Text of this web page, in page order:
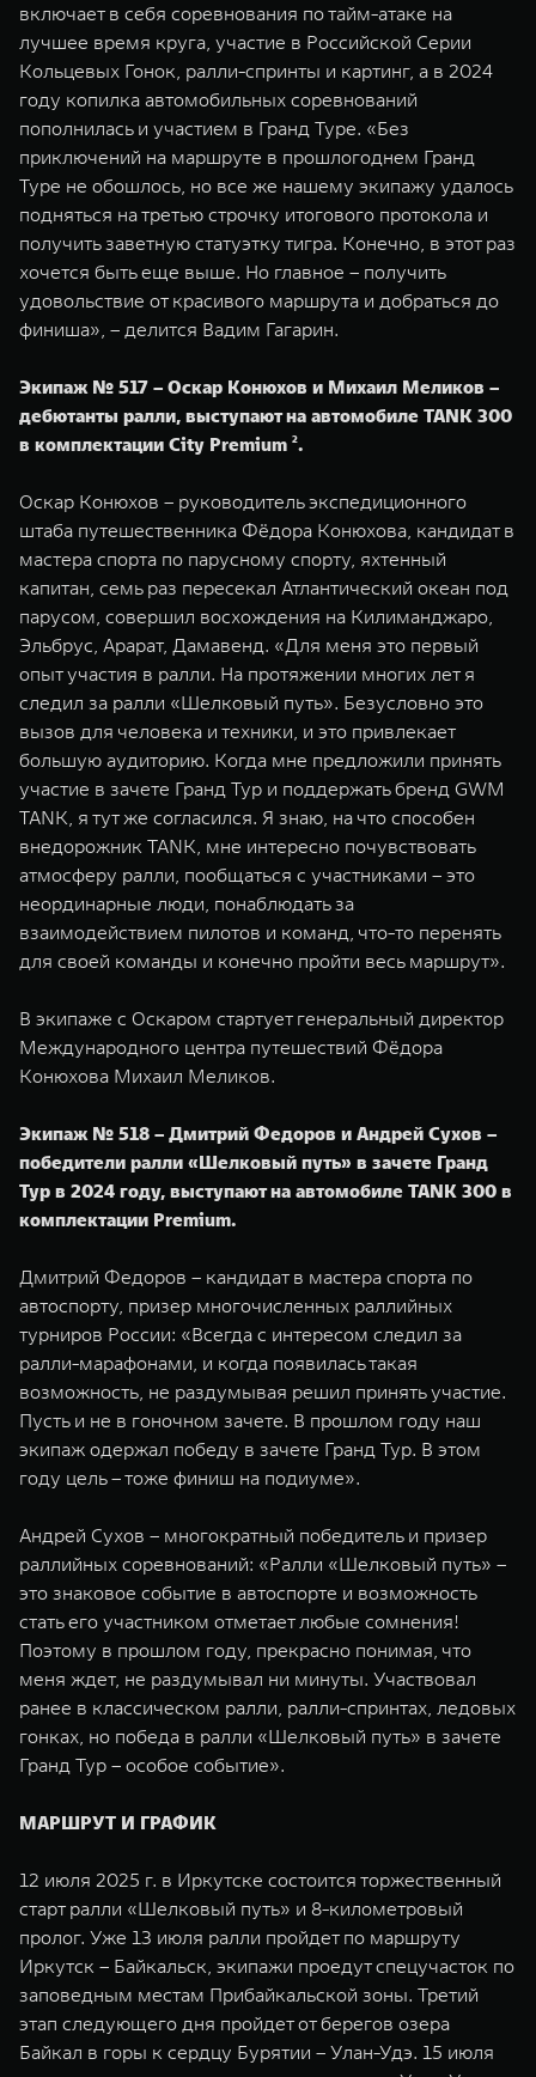
включает в себя соревнования по тайм-атаке на
лучшее время круга, участие в Российской Серии
Кольцевых Гонок, ралли-спринты и картинг, а в 2024
году копилка автомобильных соревнований
пополнилась и участием в Гранд Туре. «Без
приключений на маршруте в прошлогоднем Гранд
Туре не обошлось, но все же нашему экипажу удалось
подняться на третью строчку итогового протокола и
получить заветную статуэтку тигра. Конечно, в этот раз
хочется быть еще выше. Но главное – получить
удовольствие от красивого маршрута и добраться до
финиша», – делится Вадим Гагарин.
Экипаж № 517 – Оскар Конюхов и Михаил Меликов –
дебютанты ралли, выступают на автомобиле TANK 300
в комплектации City Premium ².
Оскар Конюхов – руководитель экспедиционного
штаба путешественника Фёдора Конюхова, кандидат в
мастера спорта по парусному спорту, яхтенный
капитан, семь раз пересекал Атлантический океан под
парусом, совершил восхождения на Килиманджаро,
Эльбрус, Арарат, Дамавенд. «Для меня это первый
опыт участия в ралли. На протяжении многих лет я
следил за ралли «Шелковый путь». Безусловно это
вызов для человека и техники, и это привлекает
большую аудиторию. Когда мне предложили принять
участие в зачете Гранд Тур и поддержать бренд GWM
TANK, я тут же согласился. Я знаю, на что способен
внедорожник TANK, мне интересно почувствовать
атмосферу ралли, пообщаться с участниками – это
неординарные люди, понаблюдать за
взаимодействием пилотов и команд, что-то перенять
для своей команды и конечно пройти весь маршрут».
В экипаже с Оскаром стартует генеральный директор
Международного центра путешествий Фёдора
Конюхова Михаил Меликов.
Экипаж № 518 – Дмитрий Федоров и Андрей Сухов –
победители ралли «Шелковый путь» в зачете Гранд
Тур в 2024 году, выступают на автомобиле TANK 300 в
комплектации Premium.
Дмитрий Федоров – кандидат в мастера спорта по
автоспорту, призер многочисленных раллийных
турниров России: «Всегда с интересом следил за
ралли-марафонами, и когда появилась такая
возможность, не раздумывая решил принять участие.
Пусть и не в гоночном зачете. В прошлом году наш
экипаж одержал победу в зачете Гранд Тур. В этом
году цель – тоже финиш на подиуме». ⁠⁠
Андрей Сухов – многократный победитель и призер
раллийных соревнований: «Ралли «Шелковый путь» –
это знаковое событие в автоспорте и возможность
стать его участником отметает любые сомнения!
Поэтому в прошлом году, прекрасно понимая, что
меня ждет, не раздумывал ни минуты. Участвовал
ранее в классическом ралли, ралли-спринтах, ледовых
гонках, но победа в ралли «Шелковый путь» в зачете
Гранд Тур – особое событие».
МАРШРУТ И ГРАФИК
12 июля 2025 г. в Иркутске состоится торжественный
старт ралли «Шелковый путь» и 8-километровый
пролог. Уже 13 июля ралли пройдет по маршруту
Иркутск – Байкальск, экипажи проедут спецучасток по
заповедным местам Прибайкальской зоны. Третий
этап следующего дня пройдет от берегов озера
Байкал в горы к сердцу Бурятии – Улан-Удэ. 15 июля